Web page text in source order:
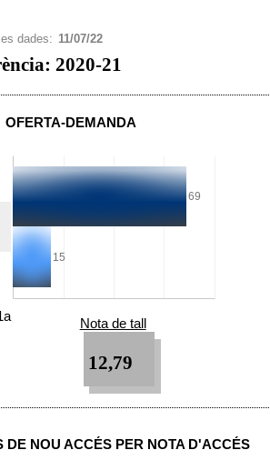
dades: 11/07/22
2020-21
Nota de tall
DE NOU ACCÉS PER NOTA D'ACCÉS
OFERTA-DEMANDA
12,79